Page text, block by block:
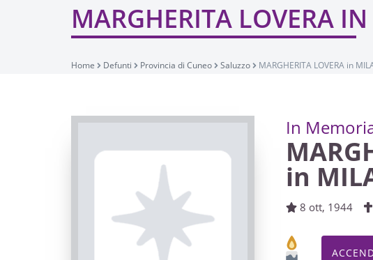
MARGHERITA LOVERA
Home Defunti Provincia di Cuneo Saluzzo MARGHERITA LOVERA in
In
in
8 ott, 1944